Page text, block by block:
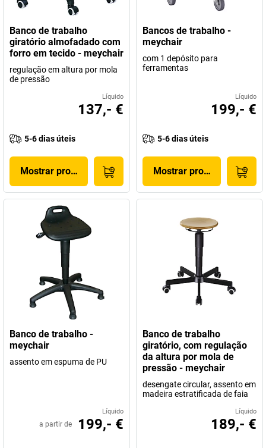
Banco de trabalho
giratório almofadado com
forro em tecido - meychair
regulação em altura por mola
de pressão
Líquido
137,- €
5-6 dias úteis
Mostrar produto
Bancos de trabalho -
meychair
com 1 depósito para
ferramentas
Líquido
199,- €
5-6 dias úteis
Mostrar produto
Banco de trabalho -
meychair
assento em espuma de PU
Líquido
a partir de 199,- €
Banco de trabalho
giratório, com regulação
da altura por mola de
pressão - meychair
desengate circular, assento em
madeira estratificada de faia
Líquido
189,- €